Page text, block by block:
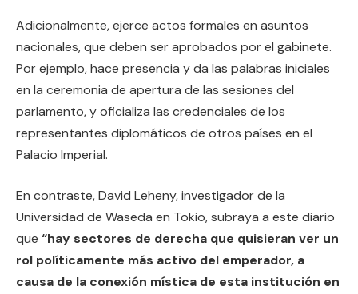
Adicionalmente, ejerce actos formales en asuntos
nacionales, que deben ser aprobados por el gabinete.
Por ejemplo, hace presencia y da las palabras iniciales
en la ceremonia de apertura de las sesiones del
parlamento, y oficializa las credenciales de los
representantes diplomáticos de otros países en el
Palacio Imperial.
En contraste, David Leheny, investigador de la
Universidad de Waseda en Tokio, subraya a este diario
que “hay sectores de derecha que quisieran ver un
rol políticamente más activo del emperador, a
causa de la conexión mística de esta institución en